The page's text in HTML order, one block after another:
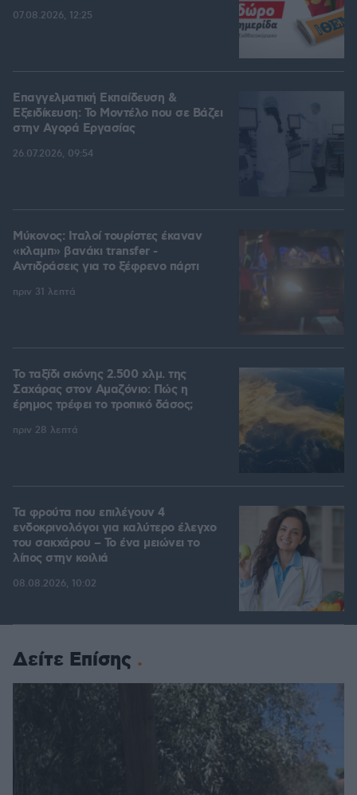
07.08.2026, 12:25
Επαγγελματική Εκπαίδευση &
Εξειδίκευση: Το Mοντέλο που σε Bάζει
στην Aγορά Eργασίας
26.07.2026, 09:54
Μύκονος: Ιταλοί τουρίστες έκαναν
«κλαμπ» βανάκι transfer -
Αντιδράσεις για το ξέφρενο πάρτι
πριν 31 λεπτά
Το ταξίδι σκόνης 2.500 χλμ. της
Σαχάρας στον Αμαζόνιο: Πώς η
έρημος τρέφει το τροπικό δάσος;
πριν 28 λεπτά
Τα φρούτα που επιλέγουν 4
ενδοκρινολόγοι για καλύτερο έλεγχο
του σακχάρου – Το ένα μειώνει το
λίπος στην κοιλιά
08.08.2026, 10:02
Δείτε Επίσης